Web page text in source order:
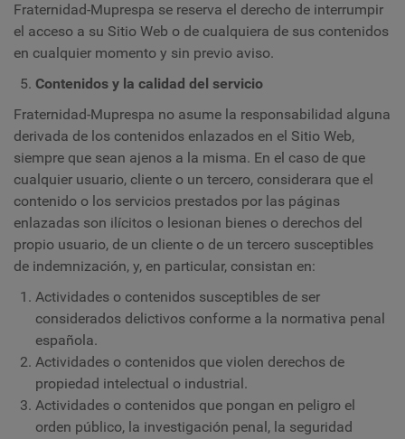
Fraternidad-Muprespa se reserva el derecho de interrumpir
el acceso a su Sitio Web o de cualquiera de sus contenidos
en cualquier momento y sin previo aviso.
Contenidos y la calidad del servicio
Fraternidad-Muprespa no asume la responsabilidad alguna
derivada de los contenidos enlazados en el Sitio Web,
siempre que sean ajenos a la misma. En el caso de que
cualquier usuario, cliente o un tercero, considerara que el
contenido o los servicios prestados por las páginas
enlazadas son ilícitos o lesionan bienes o derechos del
propio usuario, de un cliente o de un tercero susceptibles
de indemnización, y, en particular, consistan en:
Actividades o contenidos susceptibles de ser
considerados delictivos conforme a la normativa penal
española.
Actividades o contenidos que violen derechos de
propiedad intelectual o industrial.
Actividades o contenidos que pongan en peligro el
orden público, la investigación penal, la seguridad